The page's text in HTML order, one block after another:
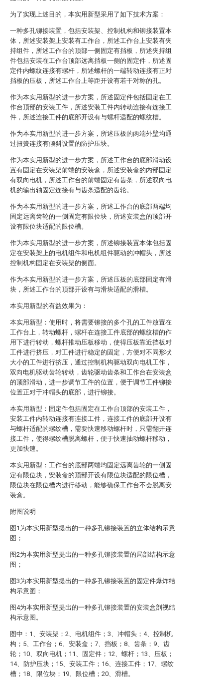
为了实现上述目的，本实用新型采用了如下技术方案：
一种多孔铆接装置，包括安装架、控制机构和铆接装置本
体，所述安装架上安装有工作台，所述工作台上安装有夹
持组件，所述工作台的顶部一侧固定有挡板，所述夹持组
件包括安装在工作台顶部远离挡板一侧的固定件，所述固
定件内螺纹连接有螺杆，所述螺杆的一端转动连接有正对
挡板的压板，所述工作台上等距开设有若干对称的孔。
作为本实用新型的进一步方案，所述固定件包括固定在工
作台顶部的安装工件，所述安装工件内转动连接有连接工
件，所述连接工件的底部开设有与螺杆适配的螺纹槽。
作为本实用新型的进一步方案，所述压板的两端外壁均通
过扭簧连接有倾斜设置的防护压块。
作为本实用新型的进一步方案，所述工作台的底部滑动设
置有固定在安装架前端的安装盒，所述安装盒的内部固定
有双向电机，所述工作台的前端固定有齿条，所述双向电
机的输出轴固定连接有与齿条适配的齿轮。
作为本实用新型的进一步方案，所述工作台的底部两端均
固定远离齿轮的一侧固定有限位块，所述安装盒的顶部开
设有限位块适配的限位槽。
作为本实用新型的进一步方案，所述铆接装置本体包括固
定在安装架上的电机组件和电机组件驱动的冲帽头，所述
控制机构固定在安装架的侧面。
作为本实用新型的进一步方案，所述压板的底部固定有滑
块，所述工作台的顶部开设有与滑块适配的滑槽。
本实用新型的有益效果为：
本实用新型：使用时，将需要铆接的多个孔的工件放置在
工作台上，转动螺杆，螺杆在连接工件底部的螺纹槽的作
用下进行转动，螺杆推动压板移动，使得压板靠近挡板对
工件进行挤压，对工件进行稳定的固定，方便对不同形状
大小的工件进行挤压，通过控制机构驱动双向电机工作，
双向电机驱动齿轮转动，齿轮驱动齿条和工作台在安装盒
的顶部滑动，进一步调节工件的位置，便于调节工件铆接
位置正对于冲帽头的底部，进行铆接。
本实用新型：固定件包括固定在工作台顶部的安装工件，
安装工件内转动连接有连接工件，连接工件的底部开设有
与螺杆适配的螺纹槽，需要快速移动螺杆时，只需翻开连
接工件，使得螺纹槽脱离螺杆，便于快速抽动螺杆移动，
更加快速。
本实用新型：工作台的底部两端均固定远离齿轮的一侧固
定有限位块，安装盒的顶部开设有限位块适配的限位槽，
限位块在限位槽内进行移动，能够确保工作台不会脱离安
装盒。
附图说明
图1为本实用新型提出的一种多孔铆接装置的立体结构示意
图；
图2为本实用新型提出的一种多孔铆接装置的局部结构示意
图；
图3为本实用新型提出的一种多孔铆接装置的固定件爆炸结
构示意图；
图4为本实用新型提出的一种多孔铆接装置的安装盒剖视结
构示意图。
图中：1、安装架；2、电机组件；3、冲帽头；4、控制机
构；5、工作台；6、安装盒；7、挡板；8、齿条；9、齿
轮；10、双向电机；11、固定件；12、螺杆；13、压板；
14、防护压块；15、安装工件；16、连接工件；17、螺纹
槽；18、限位块；19、限位槽；20、滑槽。